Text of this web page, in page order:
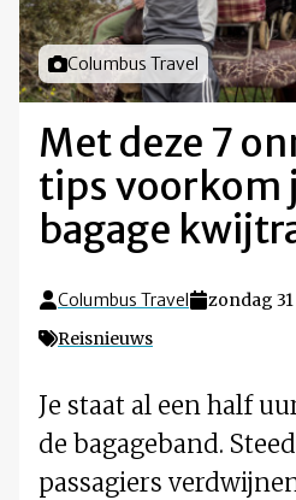
Foto door
Columbus Travel
Met deze 7
tips voorkom
bagage
Columbus Travel
zondag
Reisnieuws
Je staat al een half
de bagageband.
passagiers